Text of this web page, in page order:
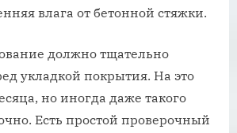
влага от бетонной стяжки.
должно тщательно
укладкой покрытия. На это
но иногда даже такого
Есть простой проверочный